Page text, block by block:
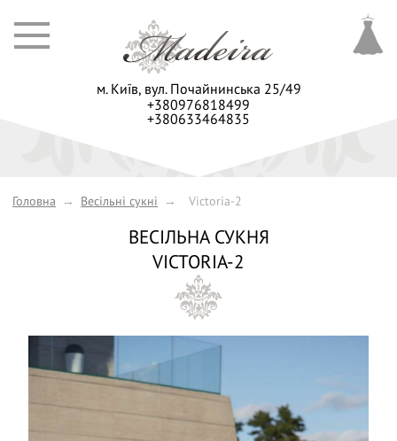
+380976818499
+380633464835
м. Київ, вул. Почайнинська 25/49
Головна → Весільні сукні → Victoria-2
ВЕСІЛЬНА СУКНЯ
VICTORIA-2